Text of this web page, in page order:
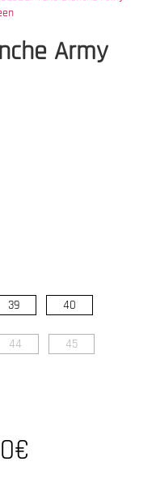
Army
39 40
44 45